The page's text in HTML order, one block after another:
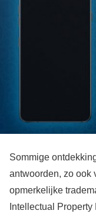
Sommige
antwoorden, zo ook
opmerkelijke
Intellectual